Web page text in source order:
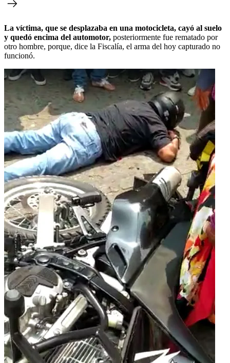
La víctima, que se desplazaba en una motocicleta, cayó al suelo
y quedó encima del automotor, posteriormente fue rematado por
otro hombre, porque, dice la Fiscalía, el arma del hoy capturado no
funcionó.